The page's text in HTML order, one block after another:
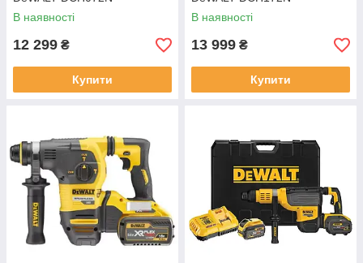
В наявності
12 299 ₴
Купити
В наявності
13 999 ₴
Купити